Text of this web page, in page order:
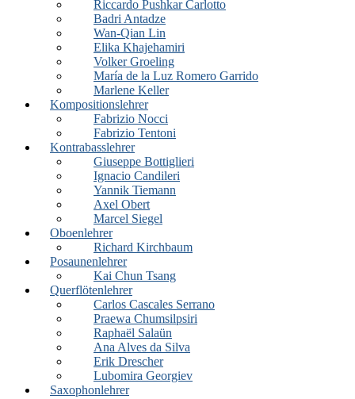
Riccardo Pushkar Carlotto
Badri Antadze
Wan-Qian Lin
Elika Khajehamiri
Volker Groeling
María de la Luz Romero Garrido
Marlene Keller
Kompositionslehrer
Fabrizio Nocci
Fabrizio Tentoni
Kontrabasslehrer
Giuseppe Bottiglieri
Ignacio Candileri
Yannik Tiemann
Axel Obert
Marcel Siegel
Oboenlehrer
Richard Kirchbaum
Posaunenlehrer
Kai Chun Tsang
Querflötenlehrer
Carlos Cascales Serrano
Praewa Chumsilpsiri
Raphaël Salaün
Ana Alves da Silva
Erik Drescher
Lubomira Georgiev
Saxophonlehrer